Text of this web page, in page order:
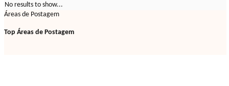
No results to show...
Áreas de Postagem
Top Áreas de Postagem